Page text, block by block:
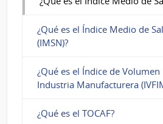
¿Qué es el Índice Medio de
(IMSN)?
¿Qué es el Índice de Volumen
Industria Manufacturera
¿Qué es el TOCAF?